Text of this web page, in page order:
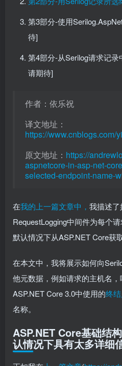
第3部分-使用
待]
第4部分-从Serilog请求记
请期待]
作者：依乐祝
译文地址：
https://www.cnblogs.com/
原文地址： https://
aspnetcore-in-asp-net-
selected-endpoint-name-
在我的上一篇文章中， 我描述了
RequestLogging中间件为每个
默认情况下从ASP.NET Core获
在本文中，我将展示如何向
他元数据，例如请求的主机名
ASP.NET Core 3.0中使用的终
名称。
ASP.NET Core基础结
认情况下具有太多详细